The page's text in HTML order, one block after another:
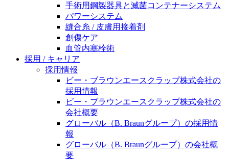
販売代理店さま向け情報​
お問合せ先、価格情報、E-Shopのご案内など販売店さ
ま向けの情報スペースです。
水頭症について
「水頭症」とはどのような疾患なのでしょう。成人に
多い水頭症と、小児に多い水頭症の特徴と症状、検査
や治療法など「水頭症」の概要を知っていただくこと
ができます。
エースクラップアカデミー
医療に携わるあらゆる方々に、学びと情報共有の場を
提供していくことを目指します。
手術用鋼製器具と滅菌コンテナーシステム
パワーシステム
縫合糸 / 皮膚用接着剤
創傷ケア
血管内塞栓術
採用 / キャリア
採用情報
ビー・ブラウンエースクラップ株式会社の
採用情報
ビー・ブラウンエースクラップ株式会社の
会社概要
グローバル（B. Braunグループ）の採用情
報
グローバル（B. Braunグループ）の会社概
要